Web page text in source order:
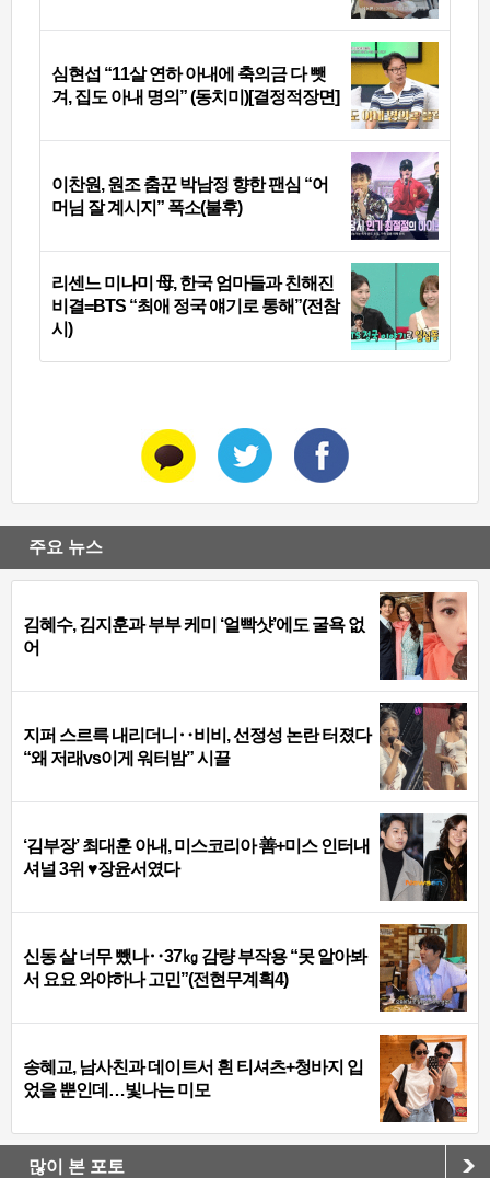
심현섭 “11살 연하 아내에 축의금 다 뺏
겨, 집도 아내 명의” (동치미)[결정적장면]
이찬원, 원조 춤꾼 박남정 향한 팬심 “어
머님 잘 계시지” 폭소(불후)
리센느 미나미 母, 한국 엄마들과 친해진
비결=BTS “최애 정국 얘기로 통해”(전참
시)
주요 뉴스
김혜수, 김지훈과 부부 케미 ‘얼빡샷’에도 굴욕 없
어
지퍼 스르륵 내리더니‥비비, 선정성 논란 터졌다
“왜 저래vs이게 워터밤” 시끌
‘김부장’ 최대훈 아내, 미스코리아 善+미스 인터내
셔널 3위 ♥장윤서였다
신동 살 너무 뺐나‥37㎏ 감량 부작용 “못 알아봐
서 요요 와야하나 고민”(전현무계획4)
송혜교, 남사친과 데이트서 흰 티셔츠+청바지 입
었을 뿐인데…빛나는 미모
많이 본 포토